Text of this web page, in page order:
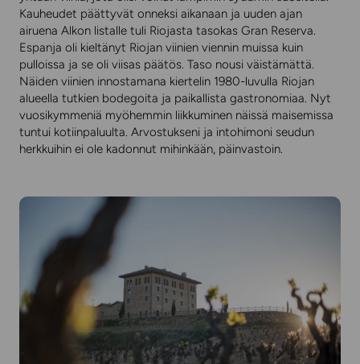
Kauheudet päättyvät onneksi aikanaan ja uuden ajan
airuena Alkon listalle tuli Riojasta tasokas Gran Reserva.
Espanja oli kieltänyt Riojan viinien viennin muissa kuin
pulloissa ja se oli viisas päätös. Taso nousi väistämättä.
Näiden viinien innostamana kiertelin 1980-luvulla Riojan
alueella tutkien bodegoita ja paikallista gastronomiaa. Nyt
vuosikymmeniä myöhemmin liikkuminen näissä maisemissa
tuntui kotiinpaluulta. Arvostukseni ja intohimoni seudun
herkkuihin ei ole kadonnut mihinkään, päinvastoin.